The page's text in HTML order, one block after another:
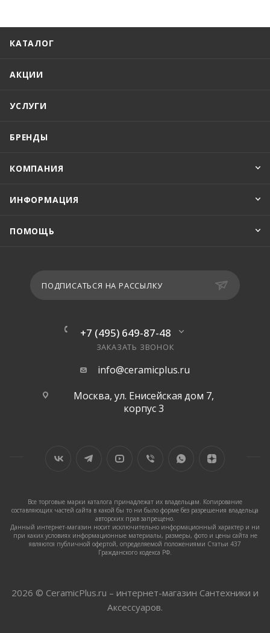
КАТАЛОГ
АКЦИИ
УСЛУГИ
БРЕНДЫ
КОМПАНИЯ
ИНФОРМАЦИЯ
ПОМОЩЬ
ПОДПИСАТЬСЯ НА РАССЫЛКУ
+7 (495) 649-87-48
ЗАКАЗАТЬ ЗВОНОК
info@ceramicplus.ru
Москва, ул. Енисейская дом 7,
корпус 3
Все торговые марки каталога принадлежат их владельцам. Копирование
составляющих частей сайта в какой бы то ни было форме без разрешения владельца
авторских прав запрещено.
Данный интернет-магазин носит исключительно информационный характер и ни
при каких условиях информационные материалы, размеры, фото и цены сайта не
являются публичной офертой, определяемой положениями Статьи 437
Гражданского кодекса РФ.
2026 © CeramicPlus.ru – интернет-магазин Сантехники и
Аксессуаров.